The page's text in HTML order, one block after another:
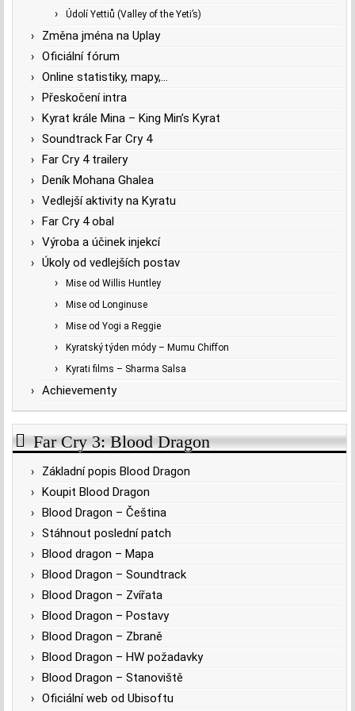
Údolí Yettiů (Valley of the Yeti’s)
Změna jména na Uplay
Oficiální fórum
Online statistiky, mapy,…
Přeskočení intra
Kyrat krále Mina – King Min’s Kyrat
Soundtrack Far Cry 4
Far Cry 4 trailery
Deník Mohana Ghalea
Vedlejší aktivity na Kyratu
Far Cry 4 obal
Výroba a účinek injekcí
Úkoly od vedlejších postav
Mise od Willis Huntley
Mise od Longinuse
Mise od Yogi a Reggie
Kyratský týden módy – Mumu Chiffon
Kyrati films – Sharma Salsa
Achievementy
Far Cry 3: Blood Dragon
Základní popis Blood Dragon
Koupit Blood Dragon
Blood Dragon – Čeština
Stáhnout poslední patch
Blood dragon – Mapa
Blood Dragon – Soundtrack
Blood Dragon – Zvířata
Blood Dragon – Postavy
Blood Dragon – Zbraně
Blood Dragon – HW požadavky
Blood Dragon – Stanoviště
Oficiální web od Ubisoftu